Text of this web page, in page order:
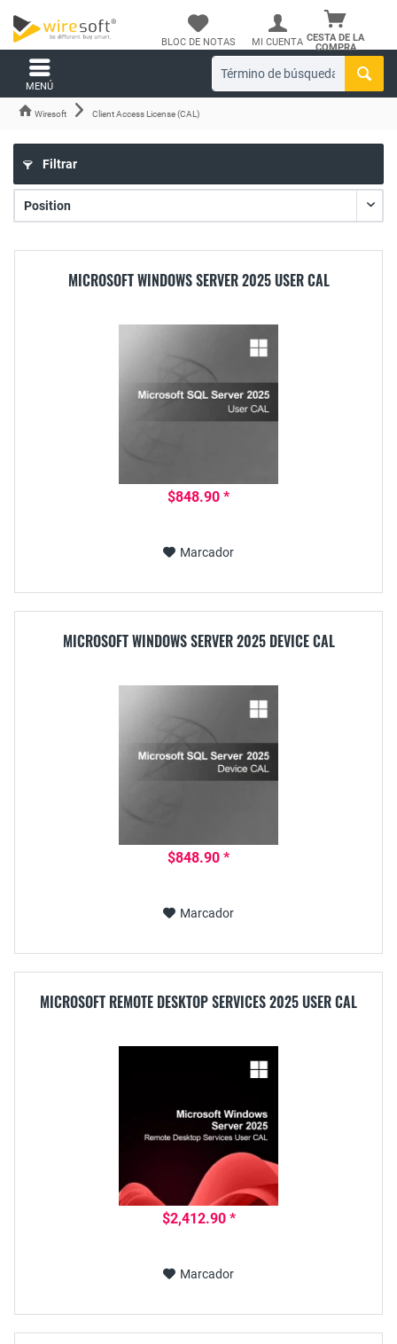
CESTA DE LA
COMPRA
BLOC DE NOTAS MI CUENTA
MENÚ
Wiresoft Client Access License (CAL)
Filtrar
MICROSOFT WINDOWS SERVER 2025 USER CAL
$848.90 *
Marcador
MICROSOFT WINDOWS SERVER 2025 DEVICE CAL
$848.90 *
Marcador
MICROSOFT REMOTE DESKTOP SERVICES 2025 USER CAL
$2,412.90 *
Marcador